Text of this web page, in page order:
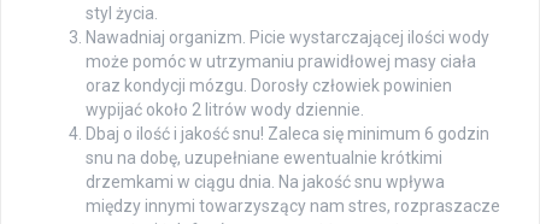
styl życia.
Nawadniaj organizm. Picie wystarczającej ilości wody
może pomóc w utrzymaniu prawidłowej masy ciała
oraz kondycji mózgu. Dorosły człowiek powinien
wypijać około 2 litrów wody dziennie.
Dbaj o ilość i jakość snu! Zaleca się minimum 6 godzin
snu na dobę, uzupełniane ewentualnie krótkimi
drzemkami w ciągu dnia. Na jakość snu wpływa
między innymi towarzyszący nam stres, rozpraszacze